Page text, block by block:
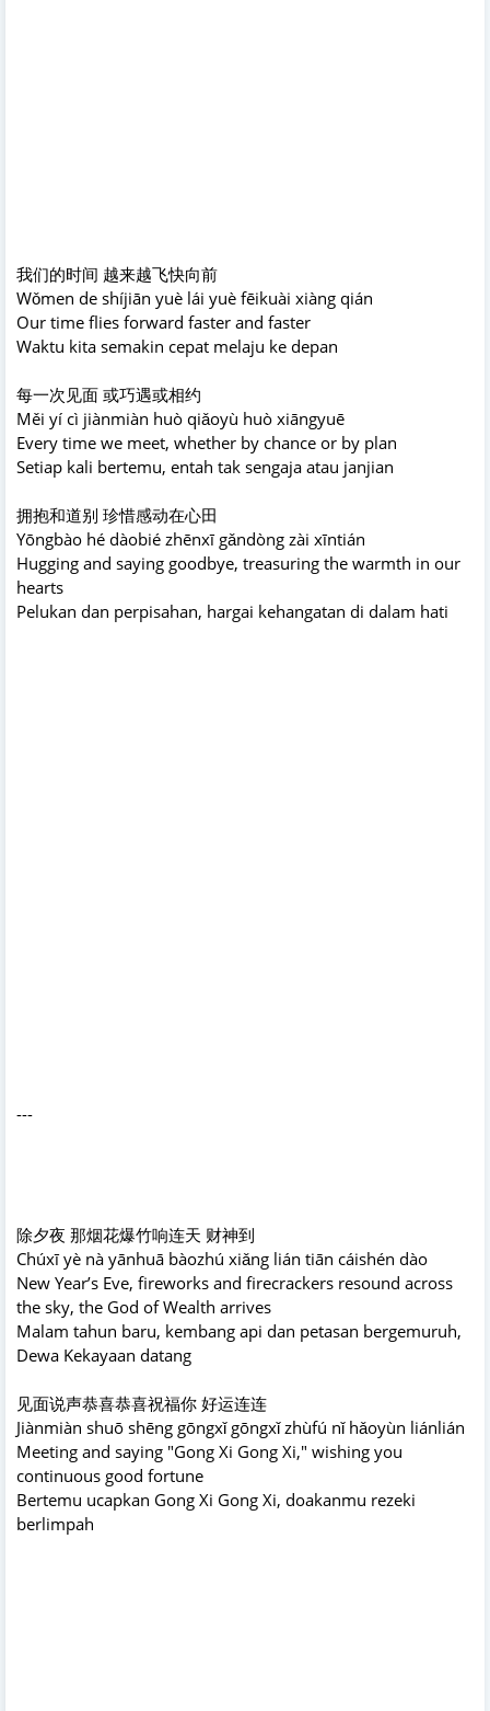
我们的时间 越来越飞快向前
Wǒmen de shíjiān yuè lái yuè fēikuài xiàng qián
Our time flies forward faster and faster
Waktu kita semakin cepat melaju ke depan
每一次见面 或巧遇或相约
Měi yí cì jiànmiàn huò qiǎoyù huò xiāngyuē
Every time we meet, whether by chance or by plan
Setiap kali bertemu, entah tak sengaja atau janjian
拥抱和道别 珍惜感动在心田
Yōngbào hé dàobié zhēnxī gǎndòng zài xīntián
Hugging and saying goodbye, treasuring the warmth in our
hearts
Pelukan dan perpisahan, hargai kehangatan di dalam hati
---
除夕夜 那烟花爆竹响连天 财神到
Chúxī yè nà yānhuā bàozhú xiǎng lián tiān cáishén dào
New Year’s Eve, fireworks and firecrackers resound across
the sky, the God of Wealth arrives
Malam tahun baru, kembang api dan petasan bergemuruh,
Dewa Kekayaan datang
见面说声恭喜恭喜祝福你 好运连连
Jiànmiàn shuō shēng gōngxǐ gōngxǐ zhùfú nǐ hǎoyùn liánlián
Meeting and saying "Gong Xi Gong Xi," wishing you
continuous good fortune
Bertemu ucapkan Gong Xi Gong Xi, doakanmu rezeki
berlimpah